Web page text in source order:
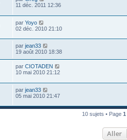
11 déc. 2011 12:36
par Yoyo
02 déc. 2010 21:10
par jean33
19 août 2010 18:38
par CIOTADEN
10 mai 2010 21:12
par jean33
05 mai 2010 21:47
10 sujets • Page 1
Aller